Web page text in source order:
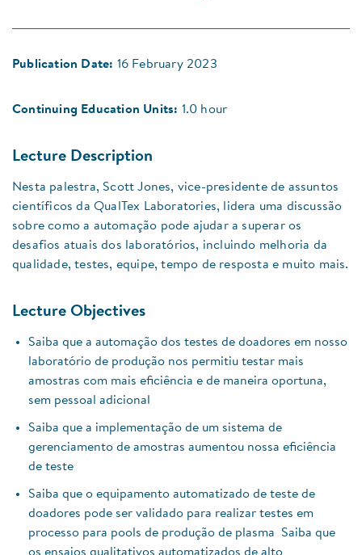
Publication Date: 16 February 2023
Continuing Education Units: 1.0 hour
Lecture Description
Nesta palestra, Scott Jones, vice-presidente de assuntos
científicos da QualTex Laboratories, lidera uma discussão
sobre como a automação pode ajudar a superar os
desafios atuais dos laboratórios, incluindo melhoria da
qualidade, testes, equipe, tempo de resposta e muito mais.
Lecture Objectives
Saiba que a automação dos testes de doadores em nosso
laboratório de produção nos permitiu testar mais
amostras com mais eficiência e de maneira oportuna,
sem pessoal adicional
Saiba que a implementação de um sistema de
gerenciamento de amostras aumentou nossa eficiência
de teste
Saiba que o equipamento automatizado de teste de
doadores pode ser validado para realizar testes em
processo para pools de produção de plasma
Saiba que